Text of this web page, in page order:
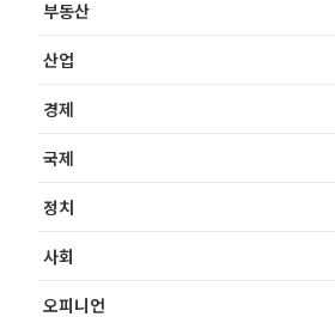
부동산
산업
경제
국제
정치
사회
오피니언